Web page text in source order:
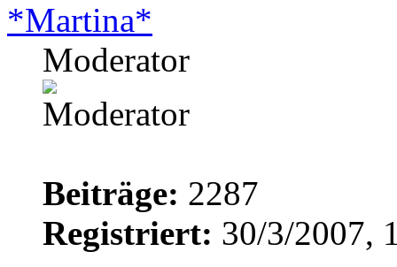
*Martina*
Moderator
Beiträge: 2287
Registriert: 30/3/2007,